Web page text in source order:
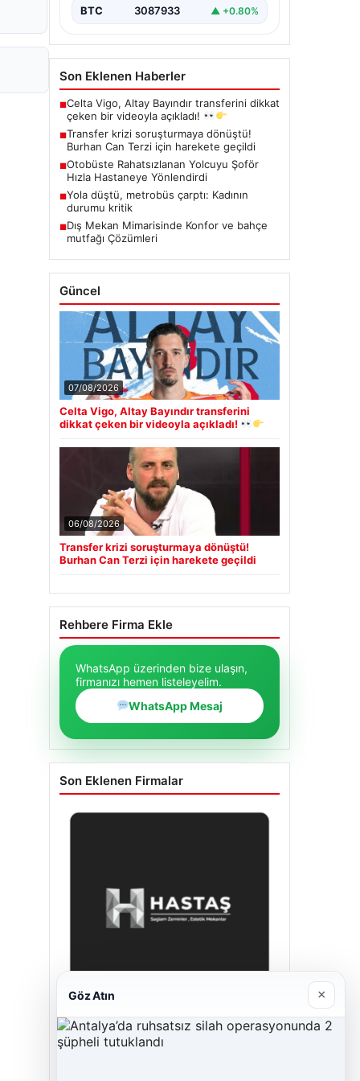
BTC 3087933 ▲ +0.80%
Son Eklenen Haberler
■Celta Vigo, Altay Bayındır transferini dikkat
çeken bir videoyla açıkladı!
■Transfer krizi soruşturmaya dönüştü!
Burhan Can Terzi için harekete geçildi
■Otobüste Rahatsızlanan Yolcuyu Şoför
Hızla Hastaneye Yönlendirdi
■Yola düştü, metrobüs çarptı: Kadının
durumu kritik
■Dış Mekan Mimarisinde Konfor ve bahçe
mutfağı Çözümleri
Güncel
07/08/2026
Celta Vigo, Altay Bayındır transferini
dikkat çeken bir videoyla açıkladı!
06/08/2026
Transfer krizi soruşturmaya dönüştü!
Burhan Can Terzi için harekete geçildi
Rehbere Firma Ekle
WhatsApp üzerinden bize ulaşın,
firmanızı hemen listeleyelim.
WhatsApp Mesaj
Son Eklenen Firmalar
Hastaş Beton
Göz Atın ×